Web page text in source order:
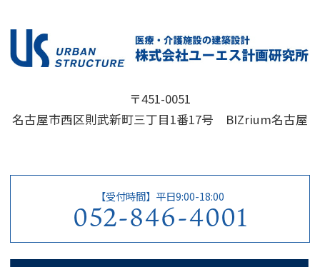
〒451-0051
名古屋市西区則武新町三丁目1番17号 BIZrium名古屋
【受付時間】平日9:00-18:00
052-846-4001